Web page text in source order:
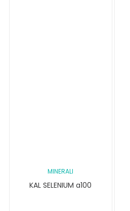
MINERALI
KAL SELENIUM a100